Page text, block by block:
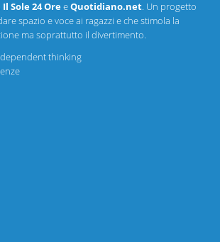
Il Sole 24 OreeQuotidiano.net. Un progetto
spazio e voce ai ragazzi e che stimola la
ma soprattutto il divertimento.
thinking